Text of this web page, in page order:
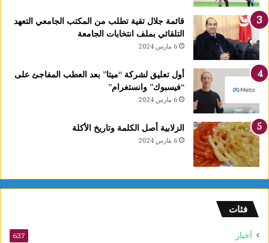
قائمة جلال تقية تطلب من المكتب الجامعي التعهد
التلقائي بملف انتخابات الجامعة
6 مارس 2024
أول تعليق لشركة “ميتا” بعد العطب المفاجئ على
“فيسبوك” وانستغرام”
6 مارس 2024
الزلابية أصل الكلمة وتاريخ الأكلة
6 مارس 2024
فئات
أخبار 637